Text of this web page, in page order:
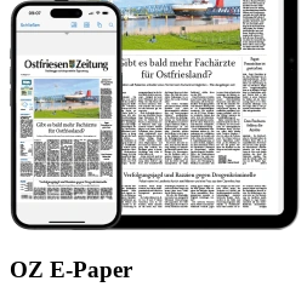
OZ E-Paper